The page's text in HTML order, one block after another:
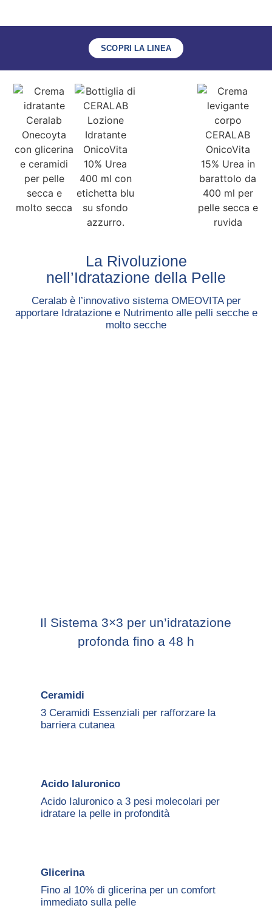
SCOPRI LA LINEA
La Rivoluzione
nell’Idratazione della Pelle
Ceralab è l’innovativo sistema OMEOVITA per
apportare Idratazione e Nutrimento alle pelli secche e
molto secche
Il Sistema 3×3 per un’idratazione
profonda fino a 48 h
Ceramidi
3 Ceramidi Essenziali per rafforzare la
barriera cutanea
Acido Ialuronico
Acido Ialuronico a 3 pesi molecolari per
idratare la pelle in profondità
Glicerina
Fino al 10% di glicerina per un comfort
immediato sulla pelle